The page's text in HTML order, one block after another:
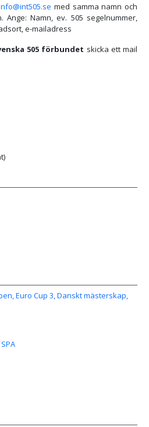
med samma namn och
Ange: Namn, ev. 505 segelnummer,
e-mailadress
505 förbundet skicka ett mail
Euro Cup 3, Danskt mästerskap,